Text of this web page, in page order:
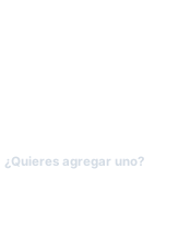
¿Quieres agregar uno?